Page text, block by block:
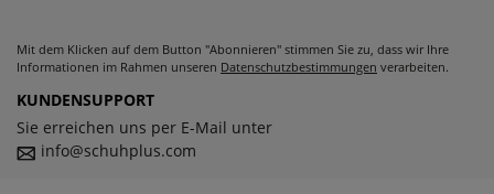
Mit dem Klicken auf dem Button "Abonnieren" stimmen Sie zu, dass wir Ihre
Informationen im Rahmen unseren Datenschutzbestimmungen verarbeiten.
KUNDENSUPPORT
Sie erreichen uns per E-Mail unter
info@schuhplus.com